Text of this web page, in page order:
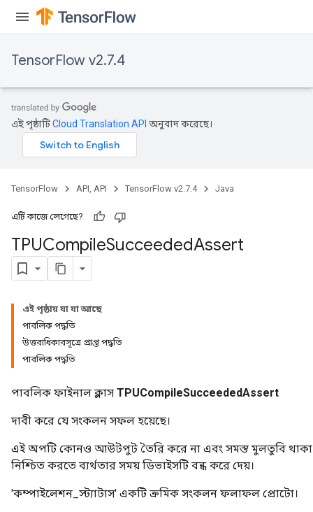
TensorFlow v2.7.4
এই পৃষ্ঠাটিCloud Translation API অনুবাদ করেছে।
TensorFlow API, API TensorFlow v2.7.4 Java
এটি কাজে লেগেছে?
TPUCompileSucceededAssert
এই পৃষ্ঠায় যা যা আছে
পাবলিক পদ্ধতি
উত্তরাধিকারসূত্রে প্রাপ্ত পদ্ধতি
পাবলিক পদ্ধতি
পাবলিক ফাইনাল ক্লাস TPUCompileSucceededAssert
দাবী করে যে সংকলন সফল হয়েছে।
এই অপটি কোনও আউটপুট তৈরি করে না এবং সমস্ত মুলতুবি থাকা
নিশ্চিত করতে ব্যর্থতার সময় ডিভাইসটি বন্ধ করে দেয়।
'কম্পাইলেশন_স্ট্যাটাস' একটি ক্রমিক সংকলন ফলাফল প্রোটো।